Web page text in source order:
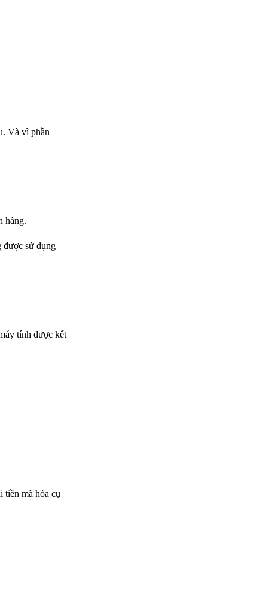
Và vì phần
hàng.
được sử dụng
tính được kết
tiền mã hóa cụ